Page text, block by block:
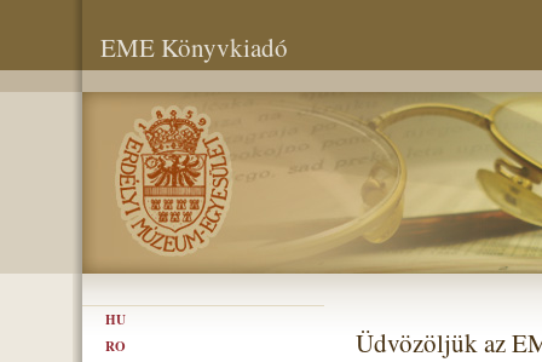
EME Könyvkiadó
HU
RO
Üdvözöljük az